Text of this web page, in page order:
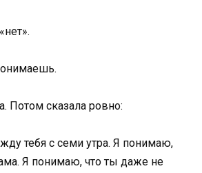
Потом сказала ровно:
тебя с семи утра. Я понимаю,
Я понимаю, что ты даже не